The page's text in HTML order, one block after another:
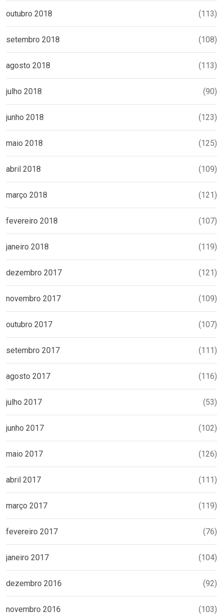
outubro 2018 (113)
setembro 2018 (108)
agosto 2018 (113)
julho 2018 (90)
junho 2018 (123)
maio 2018 (125)
abril 2018 (109)
março 2018 (121)
fevereiro 2018 (107)
janeiro 2018 (119)
dezembro 2017 (121)
novembro 2017 (109)
outubro 2017 (107)
setembro 2017 (111)
agosto 2017 (116)
julho 2017 (53)
junho 2017 (102)
maio 2017 (126)
abril 2017 (111)
março 2017 (119)
fevereiro 2017 (76)
janeiro 2017 (104)
dezembro 2016 (92)
novembro 2016 (103)